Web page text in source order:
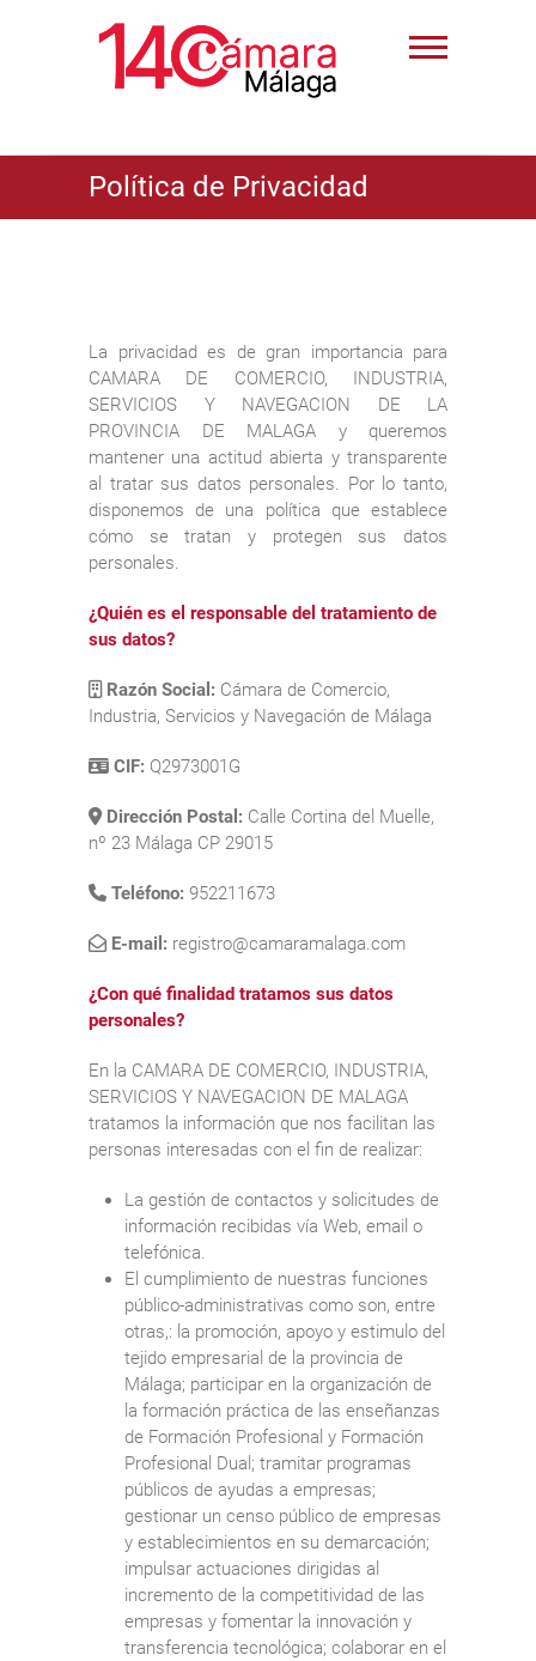
Política de Privacidad
La privacidad es de gran importancia para
CAMARA DE COMERCIO, INDUSTRIA,
SERVICIOS Y NAVEGACION DE LA
PROVINCIA DE MALAGA y queremos
mantener una actitud abierta y transparente
al tratar sus datos personales. Por lo tanto,
disponemos de una política que establece
cómo se tratan y protegen sus datos
personales.
¿Quién es el responsable del tratamiento de
sus datos?
Razón Social: Cámara de Comercio,
Industria, Servicios y Navegación de Málaga
CIF: Q2973001G
Dirección Postal: Calle Cortina del Muelle,
nº 23 Málaga CP 29015
Teléfono: 952211673
E-mail: registro@camaramalaga.com
¿Con qué finalidad tratamos sus datos
personales?
En la CAMARA DE COMERCIO, INDUSTRIA,
SERVICIOS Y NAVEGACION DE MALAGA
tratamos la información que nos facilitan las
personas interesadas con el fin de realizar:
La gestión de contactos y solicitudes de
información recibidas vía Web, email o
telefónica.
El cumplimiento de nuestras funciones
público-administrativas como son, entre
otras,: la promoción, apoyo y estimulo del
tejido empresarial de la provincia de
Málaga; participar en la organización de
la formación práctica de las enseñanzas
de Formación Profesional y Formación
Profesional Dual; tramitar programas
públicos de ayudas a empresas;
gestionar un censo público de empresas
y establecimientos en su demarcación;
impulsar actuaciones dirigidas al
incremento de la competitividad de las
empresas y fomentar la innovación y
transferencia tecnológica; colaborar en el